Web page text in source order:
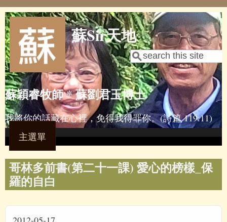
Skip to main content
蘇Sir天地
Search form
Search
蘇穎睿牧師 * 蘇劉君玉博士
我將你的話藏在心裡，免得我得罪你。(詩篇 119:11)
主選單
哥林多前書(第二十一課) 愛心的榜樣_保
羅的自白